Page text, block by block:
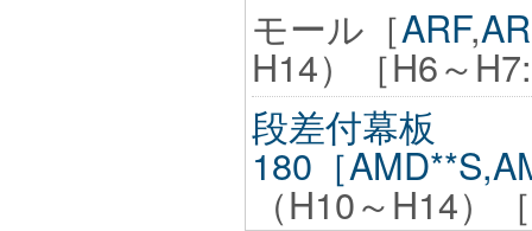
モール［ARF,
H14）［H6～
段差付幕板
180［
（H10～H14）